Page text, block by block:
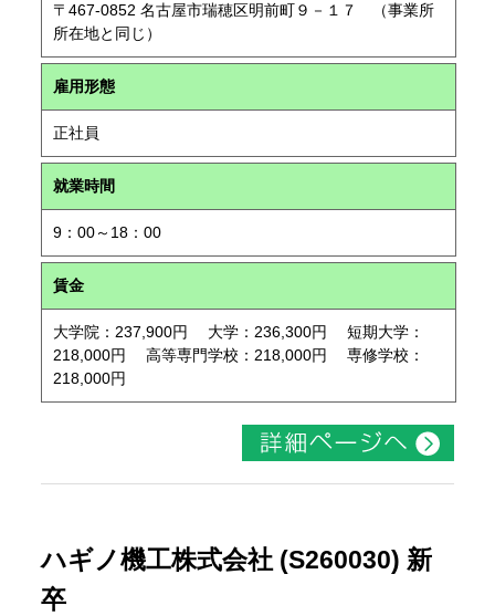
〒467-0852 名古屋市瑞穂区明前町９－１７ （事業所
所在地と同じ）
雇用形態
正社員
就業時間
9：00～18：00
賃金
大学院：237,900円 大学：236,300円 短期大学：
218,000円 高等専門学校：218,000円 専修学校：
218,000円
ハギノ機工株式会社 (S260030) 新
卒